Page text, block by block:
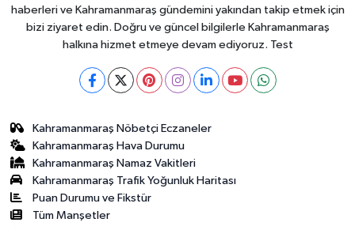
haberleri ve Kahramanmaraş gündemini yakından takip etmek için
bizi ziyaret edin. Doğru ve güncel bilgilerle Kahramanmaraş
halkına hizmet etmeye devam ediyoruz. Test
Kahramanmaraş Nöbetçi Eczaneler
Kahramanmaraş Hava Durumu
Kahramanmaraş Namaz Vakitleri
Kahramanmaraş Trafik Yoğunluk Haritası
Puan Durumu ve Fikstür
Tüm Manşetler